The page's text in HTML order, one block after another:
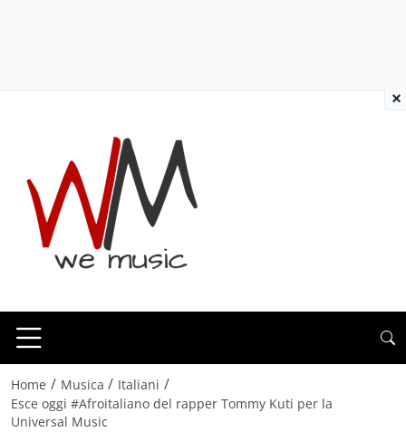
Home / Musica / Italiani /
Esce oggi #Afroitaliano del rapper Tommy Kuti per la
Universal Music
×